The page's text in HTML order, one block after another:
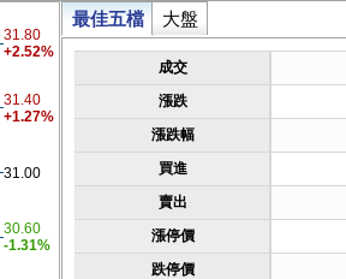
30.60
-1.31%
31.00
31.40
+1.27%
31.80
+2.52%
最佳五檔 大盤
成交
漲跌
漲跌幅
買進
賣出
漲停價
跌停價